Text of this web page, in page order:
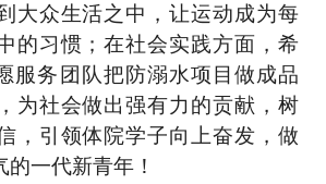
大众生活之中，让运动成为每
的习惯；在社会实践方面，希
服务团队把防溺水项目做成品
为社会做出强有力的贡献，树
，引领体院学子向上奋发，做
一代新青年！